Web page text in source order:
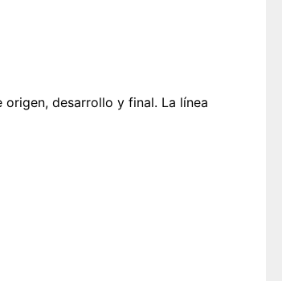
desarrollo y final. La línea